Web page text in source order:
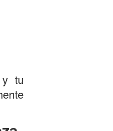
y tu